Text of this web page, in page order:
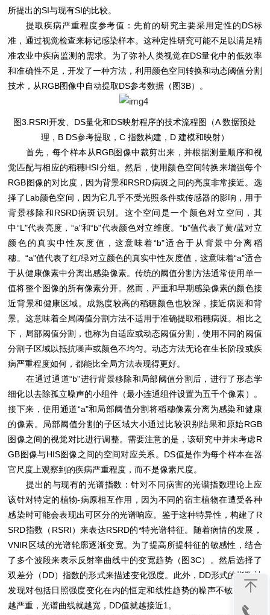
所提出的SI与现有SI的比较。
提取疾病严重程度参考值：先前的研究主要采用定性的DS标
准，通过视觉检查来标记感染样本。这种定性研究可能不足以满足精
准农业中疾病监测的需求。为了弥补人类视觉在DS量化中的低效率
和准确性不足，开发了一种方法，利用颜色空间转换和动态阈值分割
技术，从RGB图像中自动提取DS参考数据（图3B）。
图3.RSRI开发、DS量化和DS映射程序的技术流程图（A 数据预处
理，B DS参考提取，C 指数构建，D 建模和映射）
首先，每个样本从RGB图像中裁剪出来，并根据测量顺序和视
觉匹配与相应的稻穗HSI分组。然后，使用颜色空间转换来增强每个
RGB图像的对比度，因为背景和RSRD病斑之间的亮度非常接近。选
择了Lab颜色空间，因为它几乎不受光照条件或传感器的影响，用于
背景移除和RSRD病斑识别。这个空间是一个颜色对立空间，其
中“L"代表亮度，“a"和“b"代表颜色对立维度。“b"值代表了黄/蓝对立
颜色的真实中性灰度值，这意味着“b"适合于从背景中分离稻
穗。“a"值代表了红/绿对立颜色的真实中性灰度值，这意味着“a"适合
于从健康像素中分离出感染像素。传统的阈值分割方法通常使用单一
值将整个图像的所有像素分开。然而，严重和早期感染像素的颜色接
近背景和健康区域。成熟度较高的稻穗颜色也较深，接近病斑和背
景。这意味着全局阈值分割方法不适用于准确提取稻穗病斑。相比之
下，局部阈值分割，也称为自适应或动态阈值分割，使用不同的阈值
分割子区域以抵抗噪声或颜色不均匀。动态方法无论在生长阶段或疾
病严重程度如何，都能比全局方法表现得更好。
在通过通道“b"进行背景移除和局部阈值分割后，进行了形态学
细化以去除孤立噪声的小组件（最小连通组件设置为五千个像素）。
接下来，使用通道“a"和局部阈值分割将稻穗像素分离为感染和健康
的像素。局部阈值分割的子区域大小通过比较识别结果和原始RGB
图像之间的视觉对比进行调整。需要注意的是，该研究中并未考虑R
GB图像与HIS图像之间的空间对应关系。DS值是作为每个样本在器
官尺度上观察到的疾病严重程度，而不是像素尺度。
提出的与现有的光谱指数：针对不同病害的光谱指数理论上应
该针对特定的植物-病原相互作用，因为不同的宿主植物在遭受各种
感染时可能会表现出可区分的光谱响应。鉴于这种特异性，构建了R
SRD指数（RSRI）来表达RSRD的*特光谱特征。随着病情的发展，
VNIR区域的光谱轮廓逐渐变宽。为了提高所提特征的敏感性，结合
了多个波段来表示反射率曲线中的变宽趋势（图3C）。然后选择了
双差分（DD）指数的形式来描述变化强度。此外，DD形式的指数被
发现对包括日照强度变化在内的恒定和线性趋势的噪声不敏感。DS
越严重，光谱曲线就越宽，DD值就越接近1。